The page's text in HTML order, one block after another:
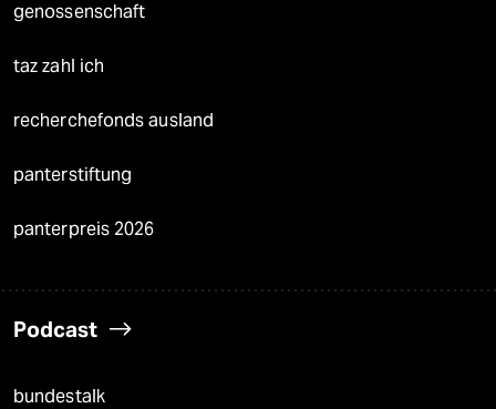
genossenschaft
taz zahl ich
recherchefonds ausland
panterstiftung
panterpreis 2026
Podcast
bundestalk